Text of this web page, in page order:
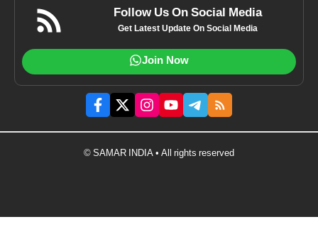
Follow Us On Social Media
Get Latest Update On Social Media
Join Now
© SAMAR INDIA • All rights reserved